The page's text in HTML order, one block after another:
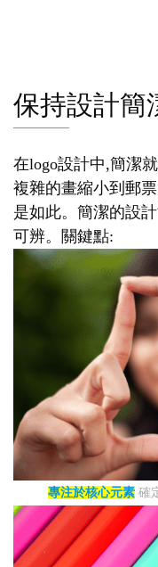
保持設計簡
在logo設計中,簡潔
複雜的畫縮小到郵
是如此。簡潔的設
可辨。關鍵點:
專注於核心元素確